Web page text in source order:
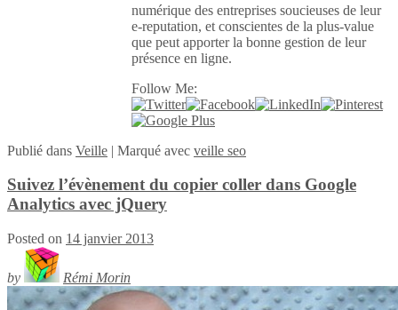
numérique des entreprises soucieuses de leur
e-reputation, et conscientes de la plus-value
que peut apporter la bonne gestion de leur
présence en ligne.
Follow Me:
Publié dans Veille | Marqué avec veille seo
Suivez l’évènement du copier coller dans Google
Analytics avec jQuery
Posted on 14 janvier 2013
by Rémi Morin